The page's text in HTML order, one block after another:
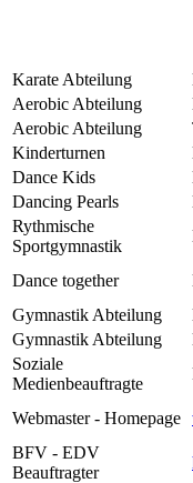
Karate Abteilung
Aerobic Abteilung
Aerobic Abteilung
Kinderturnen
Dance Kids
Dancing Pearls
Rythmische
Sportgymnastik
Dance together
Gymnastik Abteilung
Gymnastik Abteilung
Soziale
Medienbeauftragte
Webmaster - Homepage
BFV - EDV
Beauftragter